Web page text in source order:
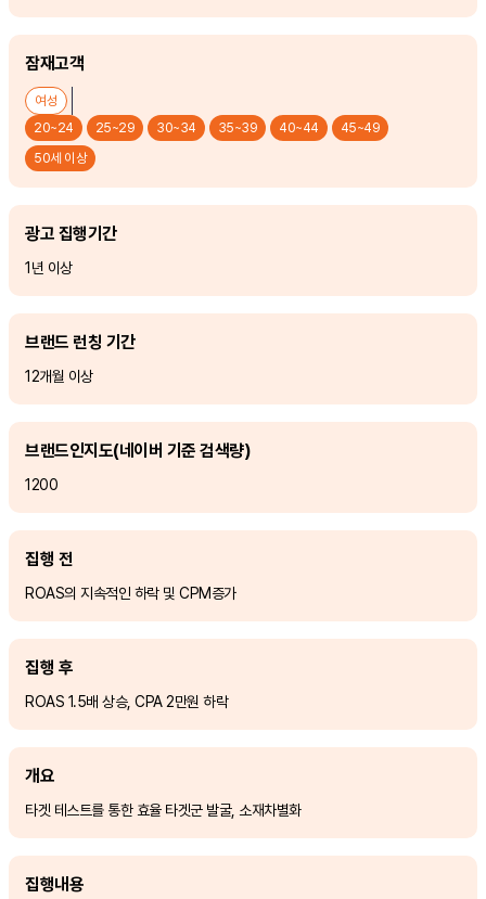
잠재고객
여성
20~24
25~29 30~34 35~39 40~44
45~49
50세 이상
광고 집행기간
1년 이상
브랜드 런칭 기간
12개월 이상
브랜드인지도(네이버 기준 검색량)
1200
집행 전
ROAS의 지속적인 하락 및 CPM증가
집행 후
ROAS 1.5배 상승, CPA 2만원 하락
개요
타겟 테스트를 통한 효율 타겟군 발굴, 소재차별화
집행내용